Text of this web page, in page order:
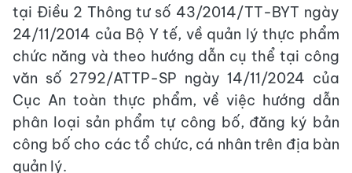
tại Điều 2 Thông tư số 43/2014/TT-BYT ngày
24/11/2014 của Bộ Y tế, về quản lý thực phẩm
chức năng và theo hướng dẫn cụ thể tại công
văn số 2792/ATTP-SP ngày 14/11/2024 của
Cục An toàn thực phẩm, về việc hướng dẫn
phân loại sản phẩm tự công bố, đăng ký bản
công bố cho các tổ chức, cá nhân trên địa bàn
quản lý.